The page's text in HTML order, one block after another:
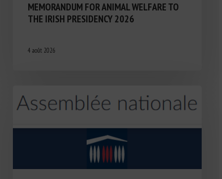
MEMORANDUM FOR ANIMAL WELFARE TO
THE IRISH PRESIDENCY 2026
4 août 2026